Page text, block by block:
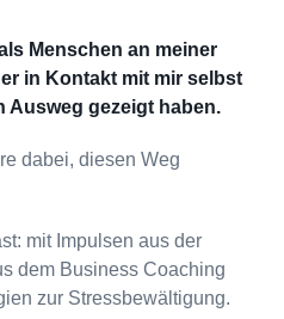
Menschen an meiner
in Kontakt mit mir selbst
Ausweg gezeigt haben.
dabei, diesen Weg
mit Impulsen aus der
dem Business Coaching
zur Stressbewältigung.